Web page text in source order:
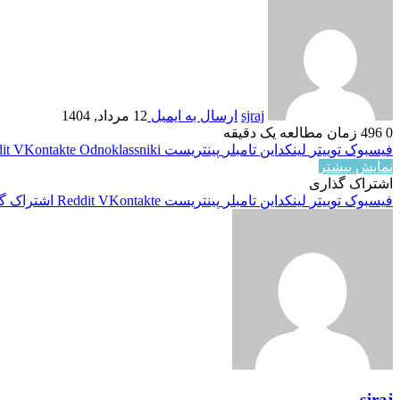
sjraj ارسال به ایمیل 12 مرداد, 1404
0
زمان مطالعه یک دقیقه
فیسبوک توییتر لینکداین تامبلر پینتریست VKontakte Odnoklassniki
نمایش بیشتر
اشتراک گذاری
فیسبوک توییتر لینکداین تامبلر پینتریست Reddit VKontakte اشتراک